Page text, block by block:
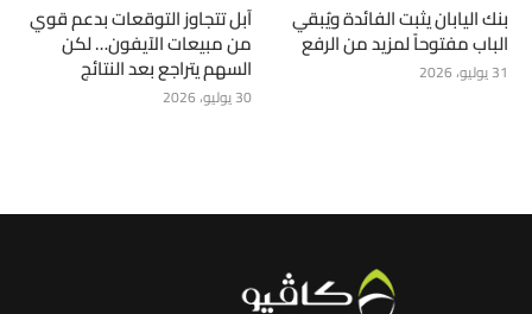
بنك اليابان يثبت الفائدة ويُبقي
الباب مفتوحاً لمزيد من الرفع
31 يوليو، 2026
آبل تتجاوز التوقعات بدعم قوي
من مبيعات الآيفون… لكن
السهم يتراجع بعد النتائج
30 يوليو، 2026